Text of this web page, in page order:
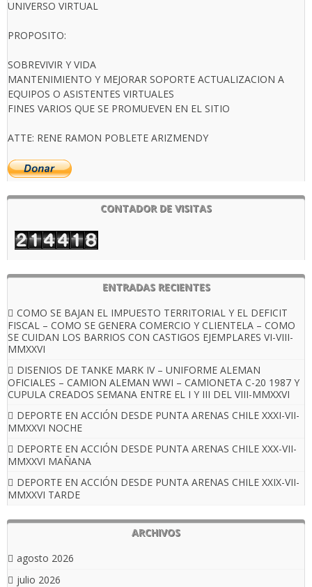
UNIVERSO VIRTUAL
PROPOSITO:
SOBREVIVIR Y VIDA
MANTENIMIENTO Y MEJORAR SOPORTE ACTUALIZACION A
EQUIPOS O ASISTENTES VIRTUALES
FINES VARIOS QUE SE PROMUEVEN EN EL SITIO
ATTE: RENE RAMON POBLETE ARIZMENDY
CONTADOR DE VISITAS
ENTRADAS RECIENTES
COMO SE BAJAN EL IMPUESTO TERRITORIAL Y EL DEFICIT
FISCAL – COMO SE GENERA COMERCIO Y CLIENTELA – COMO
SE CUIDAN LOS BARRIOS CON CASTIGOS EJEMPLARES VI-VIII-
MMXXVI
DISENIOS DE TANKE MARK IV – UNIFORME ALEMAN
OFICIALES – CAMION ALEMAN WWI – CAMIONETA C-20 1987 Y
CUPULA CREADOS SEMANA ENTRE EL I Y III DEL VIII-MMXXVI
DEPORTE EN ACCIÓN DESDE PUNTA ARENAS CHILE XXXI-VII-
MMXXVI NOCHE
DEPORTE EN ACCIÓN DESDE PUNTA ARENAS CHILE XXX-VII-
MMXXVI MAÑANA
DEPORTE EN ACCIÓN DESDE PUNTA ARENAS CHILE XXIX-VII-
MMXXVI TARDE
ARCHIVOS
agosto 2026
julio 2026